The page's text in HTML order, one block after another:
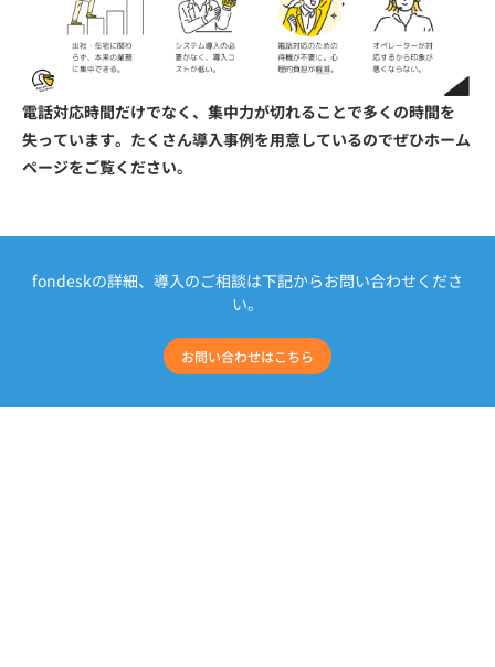
電話対応時間だけでなく、集中力が切れることで多くの時間を
失っています。たくさん導入事例を用意しているのでぜひホーム
ページをご覧ください。
fondeskの詳細、導入のご相談は下記からお問い合わせくださ
い。
お問い合わせはこちら